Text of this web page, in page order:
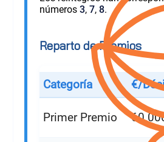
números 3, 7, 8.
Reparto de Premios
Categoría €/
Primer Premio